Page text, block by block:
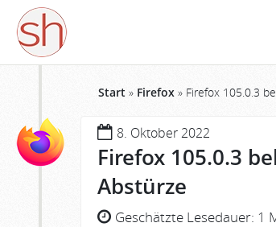
Start » Firefox » Firefox 105.0.3
8. Oktober 2022
Firefox 105.0.3
Abstürze
Geschätzte Lesedauer: 1